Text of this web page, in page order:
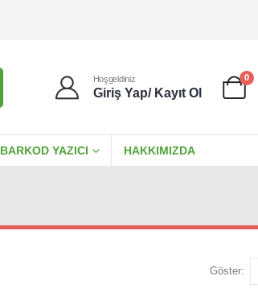
Hoşgeldiniz
Giriş Yap/ Kayıt Ol
0
BARKOD YAZICI HAKKIMIZDA
Göster: